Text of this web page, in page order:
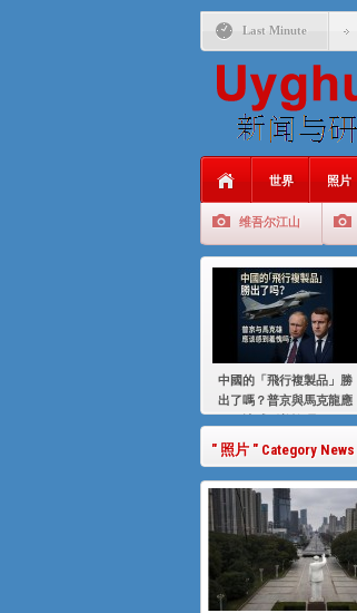
Last Minute
世界 照片
维吾尔江山
中國的「飛行複製品」勝
出了嗎？普京與馬克龍應
" 照片 " Category News